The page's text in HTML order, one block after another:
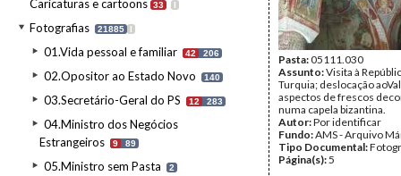
Caricaturas e cartoons 33 I
Fotografias 21885 I
01.Vida pessoal e familiar 42 206
02.Opositor ao Estado Novo 140
03.Secretário-Geral do PS 12 283
04.Ministro dos Negócios
Estrangeiros
9 89
05.Ministro sem Pasta 2
Pasta:05111.030
Assunto:Visita à
Turquia; deslocação
aspectos de frescos
numa capela bizantina.
Autor:Por identificar
Fundo:AMS - Arquivo
Tipo Documental:
Página(s):5